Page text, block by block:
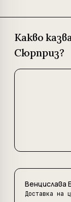
Какво
Сюрприз?
Венцислава
Доставка на